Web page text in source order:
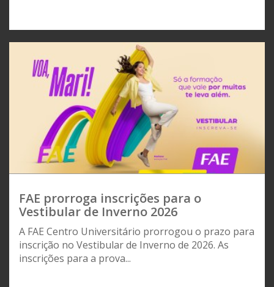
FAE prorroga inscrições para o
Vestibular de Inverno 2026
A FAE Centro Universitário prorrogou o prazo para
inscrição no Vestibular de Inverno de 2026. As
inscrições para a prova...